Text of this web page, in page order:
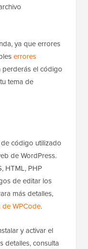
ya que errores
errores
perderás el código
tema de
código utilizado
de WordPress.
HTML, PHP
de editar los
más detalles,
de WPCode.
y activar el
detalles, consulta